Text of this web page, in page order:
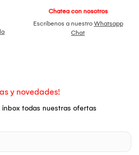
Chatea con nosotros
Escríbenos a nuestro Whatsapp
Chat
y novedades!
todas nuestras ofertas